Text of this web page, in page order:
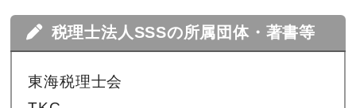
税理士法人SSSの所属団体・著書等
東海税理士会